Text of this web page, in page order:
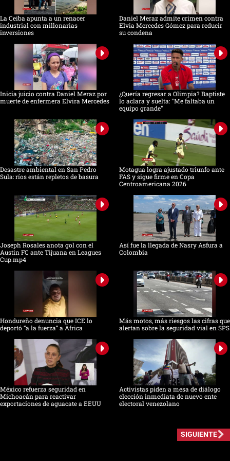
La Ceiba apunta a un renacer
industrial con millonarias
inversiones
Daniel Meraz admite crimen contra
Elvia Mercedes Gómez para reducir
su condena
Inicia juicio contra Daniel Meraz por
muerte de enfermera Elvira Mercedes
¿Quería regresar a Olimpia? Baptiste
lo aclara y suelta: "Me faltaba un
equipo grande"
Desastre ambiental en San Pedro
Sula: ríos están repletos de basura
Motagua logra ajustado triunfo ante
FAS y sigue firme en Copa
Centroamericana 2026
Joseph Rosales anota gol con el
Austin FC ante Tijuana en Leagues
Cup.mp4
Así fue la llegada de Nasry Asfura a
Colombia
Hondureño denuncia que ICE lo
deportó “a la fuerza” a África
Más motos, más riesgos las cifras que
alertan sobre la seguridad vial en SPS
México refuerza seguridad en
Michoacán para reactivar
exportaciones de aguacate a EEUU
Activistas piden a mesa de diálogo
elección inmediata de nuevo ente
electoral venezolano
SIGUIENTE